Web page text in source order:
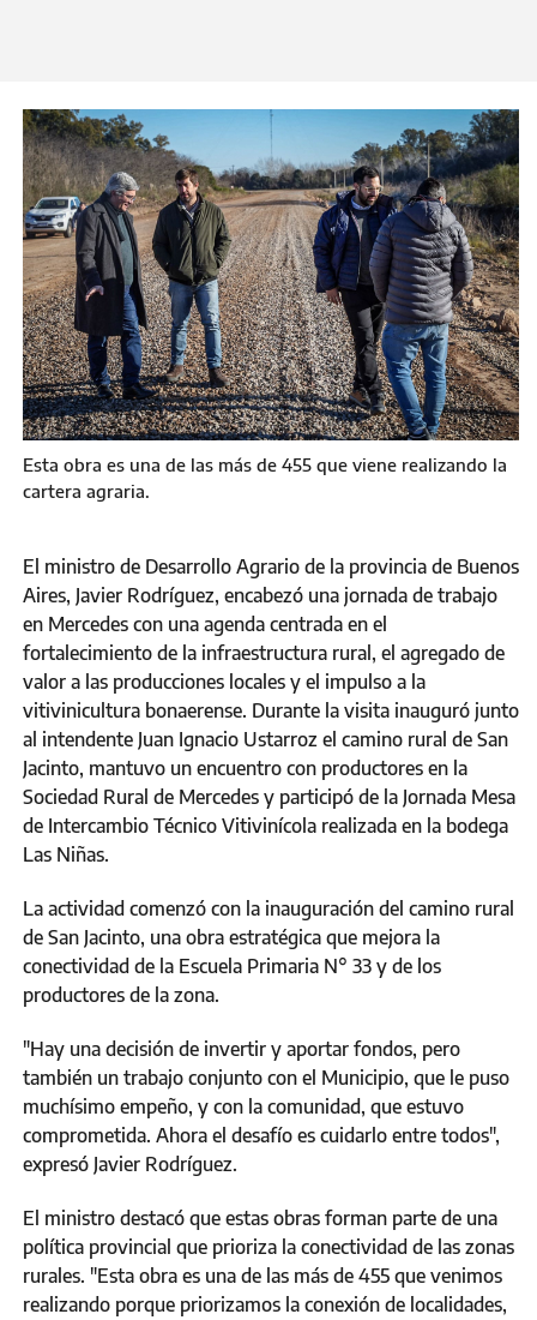
Esta obra es una de las más de 455 que viene realizando la
cartera agraria.
El ministro de Desarrollo Agrario de la provincia de Buenos
Aires, Javier Rodríguez, encabezó una jornada de trabajo
en Mercedes con una agenda centrada en el
fortalecimiento de la infraestructura rural, el agregado de
valor a las producciones locales y el impulso a la
vitivinicultura bonaerense. Durante la visita inauguró junto
al intendente Juan Ignacio Ustarroz el camino rural de San
Jacinto, mantuvo un encuentro con productores en la
Sociedad Rural de Mercedes y participó de la Jornada Mesa
de Intercambio Técnico Vitivinícola realizada en la bodega
Las Niñas.
La actividad comenzó con la inauguración del camino rural
de San Jacinto, una obra estratégica que mejora la
conectividad de la Escuela Primaria N° 33 y de los
productores de la zona.
"Hay una decisión de invertir y aportar fondos, pero
también un trabajo conjunto con el Municipio, que le puso
muchísimo empeño, y con la comunidad, que estuvo
comprometida. Ahora el desafío es cuidarlo entre todos",
expresó Javier Rodríguez.
El ministro destacó que estas obras forman parte de una
política provincial que prioriza la conectividad de las zonas
rurales. "Esta obra es una de las más de 455 que venimos
realizando porque priorizamos la conexión de localidades,